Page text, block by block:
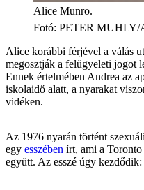
Alice Munro.
Fotó: PETER MUHLY/
Alice korábbi férjével a válás
megosztják a felügyeleti jogot
Ennek értelmében Andrea az
iskolaidő alatt, a nyarakat
vidéken.
Az 1976 nyarán történt
egy esszében írt, ami a
együtt. Az esszé úgy kezdődik: